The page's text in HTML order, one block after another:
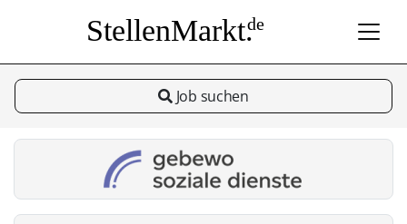
StellenMarkt.de
Job suchen